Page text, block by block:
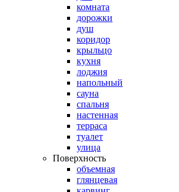
комната
дорожки
душ
коридор
крыльцо
кухня
лоджия
напольный
сауна
спальня
настенная
терраса
туалет
улица
Поверхность
объемная
глянцевая